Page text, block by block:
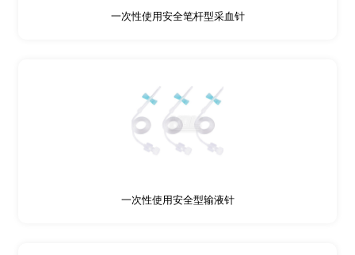
一次性使用安全笔杆型采血针
一次性使用安全型输液针